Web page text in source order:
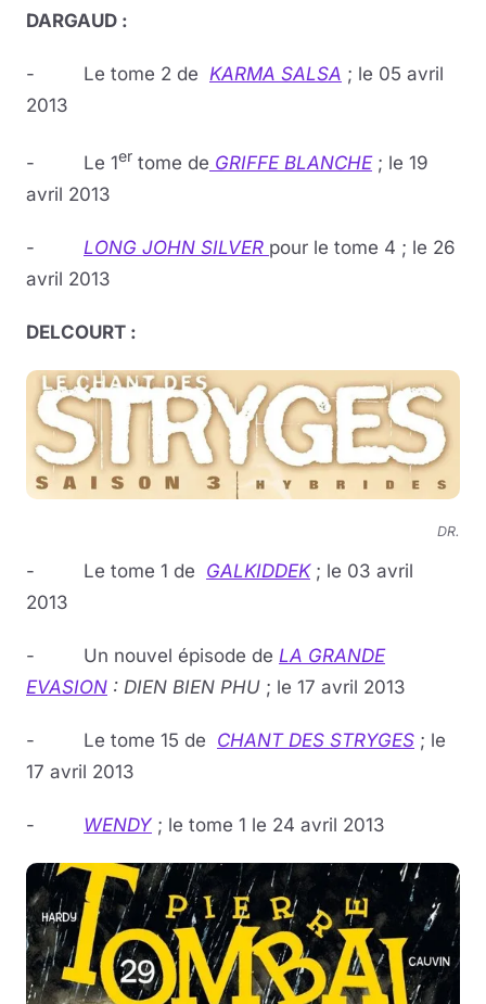
DARGAUD :
- Le tome 2 de KARMA SALSA ; le 05 avril
2013
- Le 1er tome de GRIFFE BLANCHE; le 19
avril 2013
- LONG JOHN SILVER pour le tome 4 ; le 26
avril 2013
DELCOURT :
DR.
- Le tome 1 de GALKIDDEK; le 03 avril
2013
- Un nouvel épisode de LA GRANDE
EVASION : DIEN BIEN PHU ; le 17 avril 2013
- Le tome 15 de CHANT DES STRYGES ; le
17 avril 2013
- WENDY ; le tome 1 le 24 avril 2013